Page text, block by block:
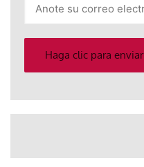
electrónico
Haga clic para enviar